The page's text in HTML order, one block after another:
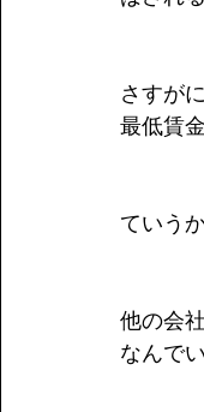
さすが
最低賃
ていう
他の会
なんで